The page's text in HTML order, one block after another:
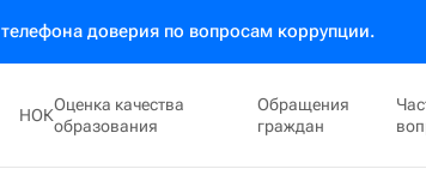
доверия по вопросам коррупции.
НОК
Оценка качества
образования
Обращения
граждан